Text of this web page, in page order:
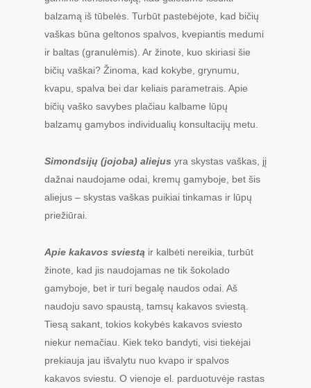
balzamą iš tūbelės. Turbūt pastebėjote, kad bičių
vaškas būna geltonos spalvos, kvepiantis medumi
ir baltas (granulėmis). Ar žinote, kuo skiriasi šie
bičių vaškai? Žinoma, kad kokybe, grynumu,
kvapu, spalva bei dar keliais parametrais. Apie
bičių vaško savybes plačiau kalbame lūpų
balzamų gamybos individualių konsultacijų metu.
Simondsijų (jojoba) aliejus yra skystas vaškas, jį
dažnai naudojame odai, kremų gamyboje, bet šis
aliejus – skystas vaškas puikiai tinkamas ir lūpų
priežiūrai.
Apie kakavos sviestą ir kalbėti nereikia, turbūt
žinote, kad jis naudojamas ne tik šokolado
gamyboje, bet ir turi begalę naudos odai. Aš
naudoju savo spaustą, tamsų kakavos sviestą.
Tiesą sakant, tokios kokybės kakavos sviesto
niekur nemačiau. Kiek teko bandyti, visi tiekėjai
prekiauja jau išvalytu nuo kvapo ir spalvos
kakavos sviestu. O vienoje el. parduotuvėje rastas